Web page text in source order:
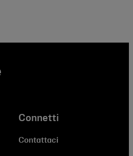
Connetti
Contattaci